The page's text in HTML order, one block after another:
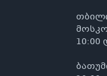
10:00